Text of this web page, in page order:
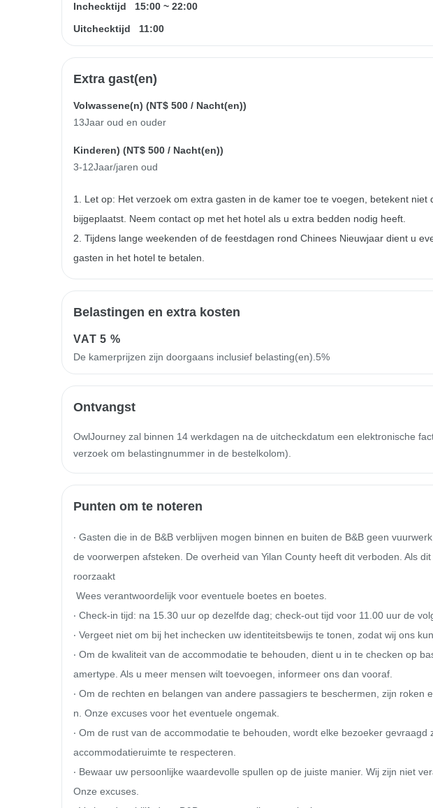
Inchecktijd 15:00 ~ 22:00
Uitchecktijd
11:00
Extra gast(en)
Volwassene(n) (NT$ 500 / Nacht(en))
13Jaar oud en ouder
Kinderen) (NT$ 500 / Nacht(en))
3-12Jaar/jaren oud
1. Let op: Het verzoek om extra gasten in de kamer toe te voegen, betekent niet
bijgeplaatst. Neem contact op met het hotel als u extra bedden nodig heeft.
2. Tijdens lange weekenden of de feestdagen rond Chinees Nieuwjaar dient u
gasten in het hotel te betalen.
Belastingen en extra kosten
VAT5 %
De kamerprijzen zijn doorgaans inclusief belasting(en).5%
Ontvangst
OwlJourney zal binnen 14 werkdagen na de uitcheckdatum een ​​elektronische
verzoek om belastingnummer in de bestelkolom).
Punten om te noteren
‧ Gasten die in de B&B verblijven mogen binnen en buiten de B&B geen
de voorwerpen afsteken. De overheid van Yilan County heeft dit verboden. Als
roorzaakt
‧ Check-in tijd: na 15.30 uur op dezelfde dag; check-out tijd voor 11.00 uur de
‧ Vergeet niet om bij het inchecken uw identiteitsbewijs te tonen, zodat wij ons
‧ Om de kwaliteit van de accommodatie te behouden, dient u in te checken op
amertype. Als u meer mensen wilt toevoegen, informeer ons dan vooraf.
‧ Om de rechten en belangen van andere passagiers te beschermen, zijn roken
n. Onze excuses voor het eventuele ongemak.
‧ Om de rust van de accommodatie te behouden, wordt elke bezoeker
accommodatieruimte te respecteren.
‧ Bewaar uw persoonlijke waardevolle spullen op de juiste manier. Wij zijn niet
Onze excuses.